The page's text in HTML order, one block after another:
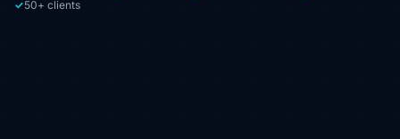
50+ clients